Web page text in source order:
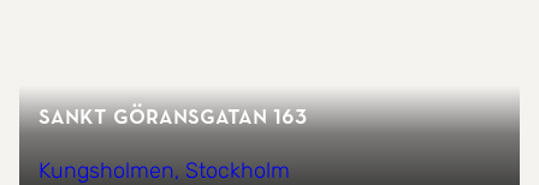
Sankt Göransgatan 163
Kungsholmen, Stockholm